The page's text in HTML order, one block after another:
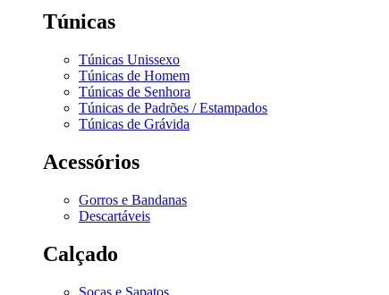
Túnicas
Túnicas Unissexo
Túnicas de Homem
Túnicas de Senhora
Túnicas de Padrões / Estampados
Túnicas de Grávida
Acessórios
Gorros e Bandanas
Descartáveis
Calçado
Socas e Sapatos